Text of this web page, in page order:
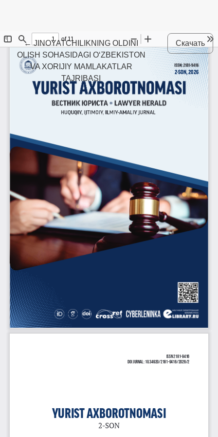
←Maqola tafsilotlariga qaytish
JINOYATCHILIKNING OLDINI
OLISH SOHASIDAGI O‘ZBEKISTON
VA XORIJIY MAMLAKATLAR
TAJRIBASI
Скачать